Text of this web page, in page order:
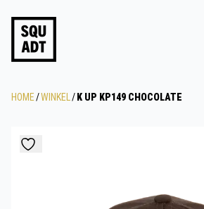
HOME/WINKEL / K UP KP149 CHOCOLATE